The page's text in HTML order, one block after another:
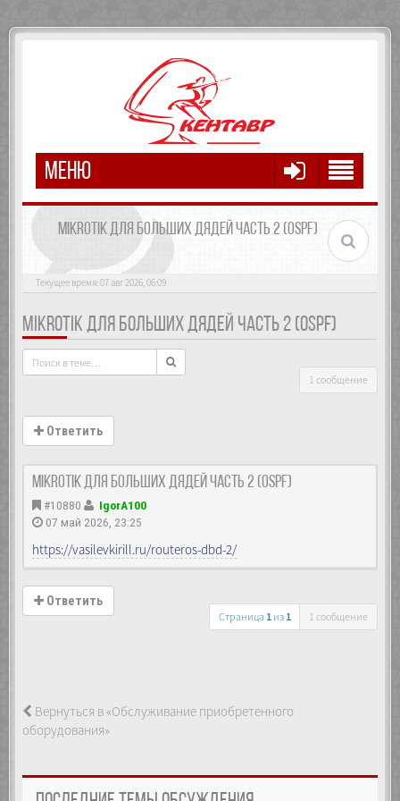
МЕНЮ
MIKROTIK ДЛЯ БОЛЬШИХ ДЯДЕЙ ЧАСТЬ 2 (OSPF)
Текущее время: 07 авг 2026, 06:09
MIKROTIK ДЛЯ БОЛЬШИХ ДЯДЕЙ ЧАСТЬ 2 (OSPF)
1 сообщение
Ответить
MikroTik Для больших дядей часть 2 (OSPF)
#10880
IgorA100
07 май 2026, 23:25
https://vasilevkirill.ru/routeros-dbd-2/
Ответить
Страница 1из 1 1 сообщение
Вернуться в «Обслуживание приобретенного
оборудования»